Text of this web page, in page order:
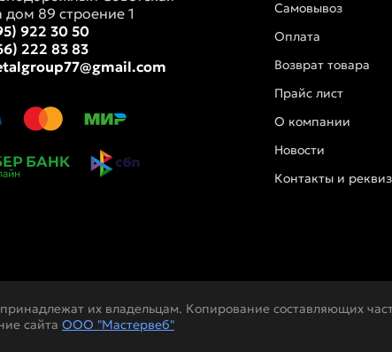
дом 89 строение 1
922 30 50
222 83 83
Самовывоз
Оплата
Возврат товара
Прайс лист
О компании
Новости
Контакты и
их владельцам. Копирование составляющих
сайта ООО "Мастервеб"